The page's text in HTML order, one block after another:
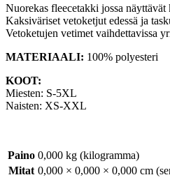
Nuorekas fleecetakki jossa näyttävät
Kaksiväriset vetoketjut edessä ja
Vetoketujen vetimet vaihdettavissa
MATERIAALI: 100% polyesteri
KOOT:
Miesten: S-5XL
Naisten: XS-XXL
Paino 0,000 kg (kilogramma)
Mitat 0,000 × 0,000 × 0,000 cm